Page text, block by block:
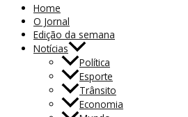
Home
O Jornal
Edição da semana
Notícias
Política
Esporte
Trânsito
Economia